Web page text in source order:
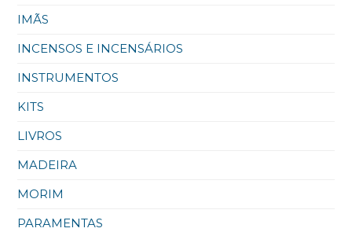
IMÃS
INCENSOS E INCENSÁRIOS
INSTRUMENTOS
KITS
LIVROS
MADEIRA
MORIM
PARAMENTAS